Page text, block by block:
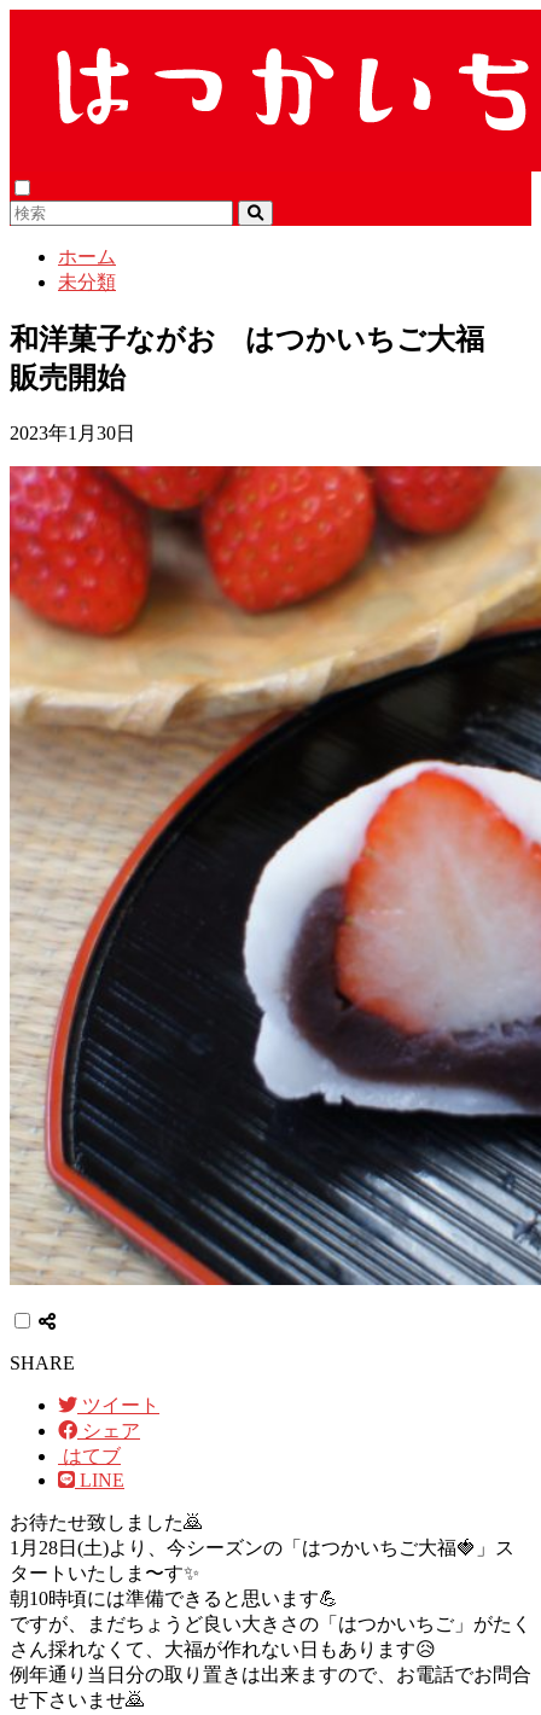
ホーム
未分類
和洋菓子ながお はつかいちご大福
販売開始
2023年1月30日
SHARE
ツイート
シェア
はてブ
LINE
お待たせ致しました🙇
1月28日(土)より、今シーズンの「はつかいちご大福🍓」ス
タートいたしま〜す✨
朝10時頃には準備できると思います💪
ですが、まだちょうど良い大きさの「はつかいちご」がたく
さん採れなくて、大福が作れない日もあります😥
例年通り当日分の取り置きは出来ますので、お電話でお問合
せ下さいませ🙇